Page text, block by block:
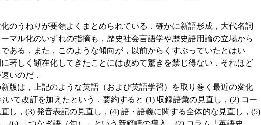
のうねりが要領よくまとめられている．確かに新語形成，大代名詞
マル化のいずれの指摘も，歴史社会言語学や歴史語用論の立場から
ある，また，このような傾向が，以前からくすぶっていたとはい
著しく顕在化してきたことには改めて驚きを禁じ得ない．それほど
いのだ．
版は，上記のような英語（および英語学習）を取り巻く最近の変化
いて改訂を加えたという．要約すると (1) 収録語彙の見直し，(2) コー
し，(3) 発音表記の見直し，(4) 語・語義に関する全体的な見直し，(5)